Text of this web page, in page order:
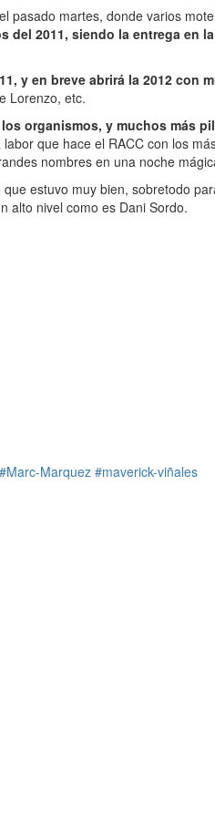
pasado martes, donde varios
del 2011, siendo la entrega en
y en breve abrirá la 2012 con
Lorenzo, etc.
organismos, y muchos más
que hace el RACC con los
nombres en una noche
que estuvo muy bien, sobretodo
alto nivel como es Dani Sordo.
#Marc-Marquez #maverick-viñales